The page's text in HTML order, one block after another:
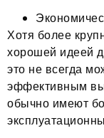
Хотя более
хорошей идеей
это не всегда
эффективным
обычно имеют